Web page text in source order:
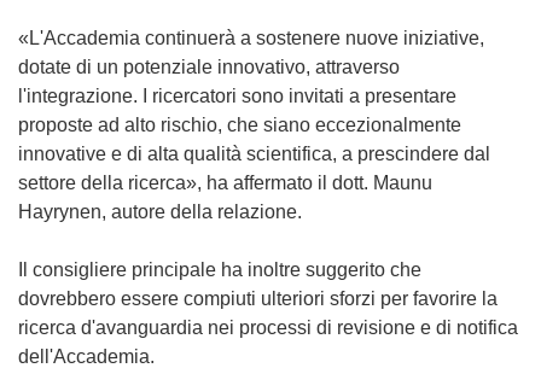
«L'Accademia continuerà a sostenere nuove iniziative,
dotate di un potenziale innovativo, attraverso
l'integrazione. I ricercatori sono invitati a presentare
proposte ad alto rischio, che siano eccezionalmente
innovative e di alta qualità scientifica, a prescindere dal
settore della ricerca», ha affermato il dott. Maunu
Hayrynen, autore della relazione.
Il consigliere principale ha inoltre suggerito che
dovrebbero essere compiuti ulteriori sforzi per favorire la
ricerca d'avanguardia nei processi di revisione e di notifica
dell'Accademia.